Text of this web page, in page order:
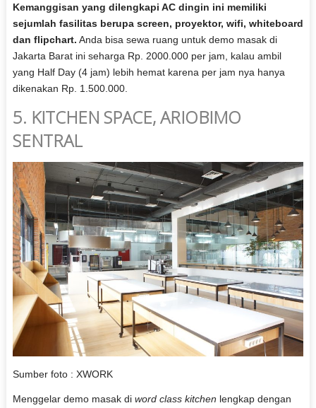
Kemanggisan yang dilengkapi AC dingin ini memiliki
sejumlah fasilitas berupa screen, proyektor, wifi, whiteboard
dan flipchart. Anda bisa sewa ruang untuk demo masak di
Jakarta Barat ini seharga Rp. 2000.000 per jam, kalau ambil
yang Half Day (4 jam) lebih hemat karena per jam nya hanya
dikenakan Rp. 1.500.000.
5. KITCHEN SPACE, ARIOBIMO
SENTRAL
Sumber foto : XWORK
Menggelar demo masak di word class kitchen lengkap dengan